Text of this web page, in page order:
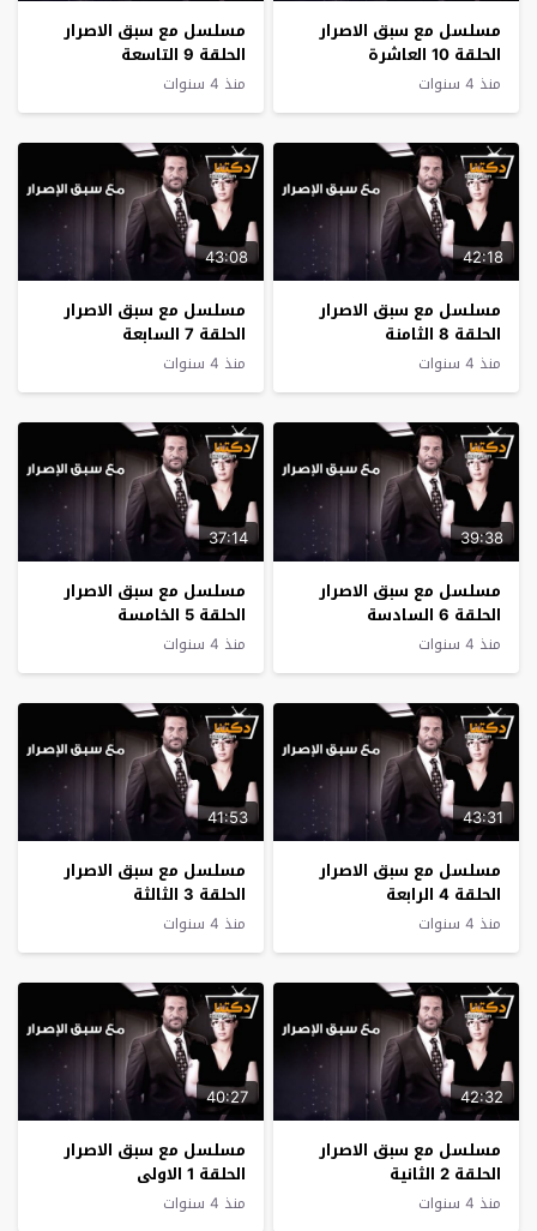
مسلسل مع سبق الاصرار
الحلقة 10 العاشرة
منذ 4 سنوات
مسلسل مع سبق الاصرار
الحلقة 9 التاسعة
منذ 4 سنوات
42:18
مسلسل مع سبق الاصرار
الحلقة 8 الثامنة
منذ 4 سنوات
43:08
مسلسل مع سبق الاصرار
الحلقة 7 السابعة
منذ 4 سنوات
39:38
مسلسل مع سبق الاصرار
الحلقة 6 السادسة
منذ 4 سنوات
37:14
مسلسل مع سبق الاصرار
الحلقة 5 الخامسة
منذ 4 سنوات
43:31
مسلسل مع سبق الاصرار
الحلقة 4 الرابعة
منذ 4 سنوات
41:53
مسلسل مع سبق الاصرار
الحلقة 3 الثالثة
منذ 4 سنوات
42:32
مسلسل مع سبق الاصرار
الحلقة 2 الثانية
منذ 4 سنوات
40:27
مسلسل مع سبق الاصرار
الحلقة 1 الاولى
منذ 4 سنوات